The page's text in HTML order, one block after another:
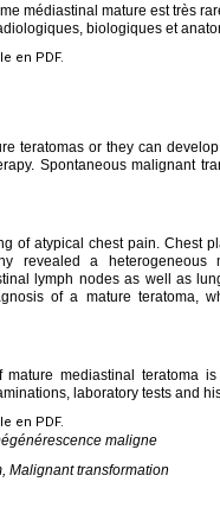
médiastinal mature est très
biologiques et
en PDF.
teratomas or they can
Spontaneous malignant
of atypical chest pain. Chest
revealed a
lymph nodes as well as
of a mature teratoma,
mature mediastinal teratoma
laboratory tests and
en PDF.
maligne
Malignant transformation